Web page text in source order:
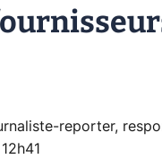
reporter,